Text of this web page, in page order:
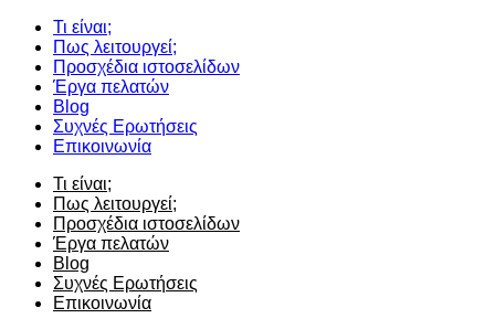
Τι είναι;
Πως λειτουργεί;
Προσχέδια ιστοσελίδων
Έργα πελατών
Blog
Συχνές Ερωτήσεις
Επικοινωνία
Τι είναι;
Πως λειτουργεί;
Προσχέδια ιστοσελίδων
Έργα πελατών
Blog
Συχνές Ερωτήσεις
Επικοινωνία